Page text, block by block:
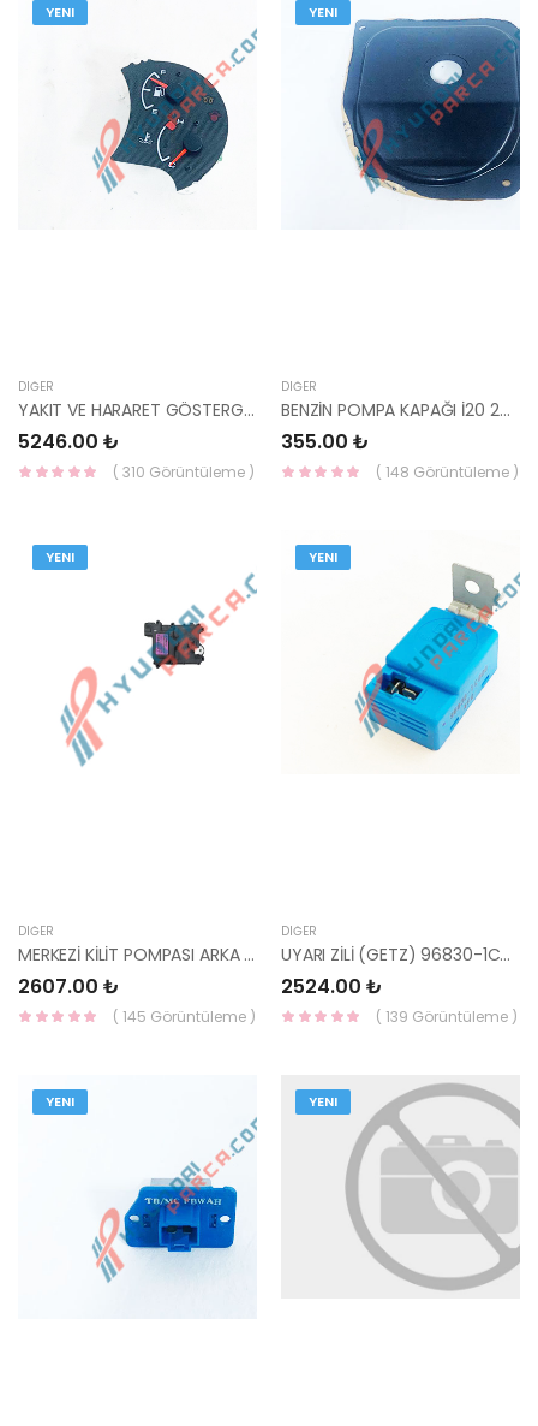
YENI
DIĞER
YAKIT VE HARARET GÖSTERGESİ ACC02-DZL 94180-25300-HMC
5246.00 ₺
( 310 Görüntüleme )
YENI
DIĞER
BENZİN POMPA KAPAĞI İ20 2007-2014 94472-1J000-HMC
355.00 ₺
( 148 Görüntüleme )
YENI
DIĞER
MERKEZİ KİLİT POMPASI ARKA SAĞ ACCENT 2000- 95756-25010-HMC
2607.00 ₺
( 145 Görüntüleme )
YENI
DIĞER
UYARI ZİLİ (GETZ) 96830-1C000-HMC
2524.00 ₺
( 139 Görüntüleme )
YENI YENI